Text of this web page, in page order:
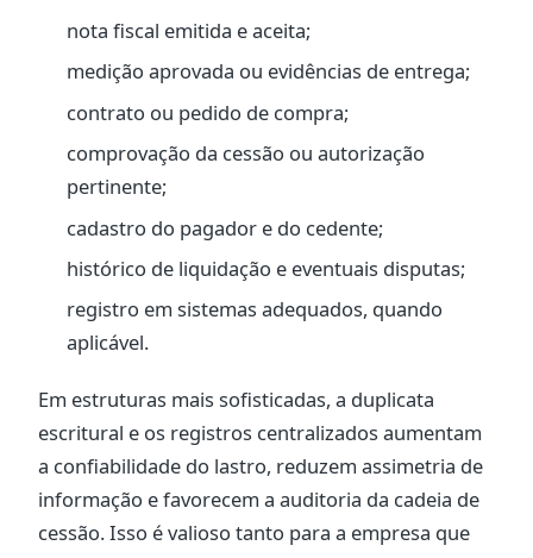
nota fiscal emitida e aceita;
medição aprovada ou evidências de entrega;
contrato ou pedido de compra;
comprovação da cessão ou autorização
pertinente;
cadastro do pagador e do cedente;
histórico de liquidação e eventuais disputas;
registro em sistemas adequados, quando
aplicável.
Em estruturas mais sofisticadas, a duplicata
escritural e os registros centralizados aumentam
a confiabilidade do lastro, reduzem assimetria de
informação e favorecem a auditoria da cadeia de
cessão. Isso é valioso tanto para a empresa que